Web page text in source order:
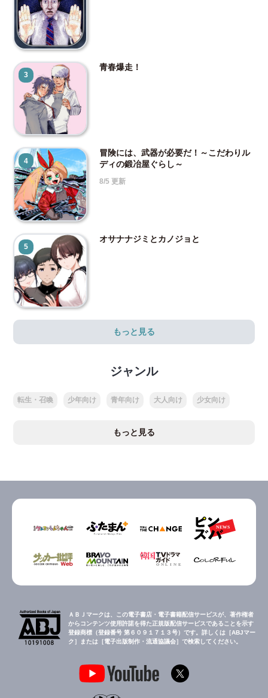
3
青春爆走！
4
冒険には、武器が必要だ！～こだわりル
ディの鍛冶屋ぐらし～
8/5 更新
5
オサナナジミとカノジョと
もっと見る
ジャンル
転生・召喚 少年向け 青年向け 大人向け 少女向け
もっと見る
ＡＢＪマークは、この電子書店・電子書籍配信サービスが、著作権者
からコンテンツ使用許諾を得た正規版配信サービスであることを示す
登録商標（登録番号 第６０９１７１３号）です。詳しくは［ABJマー
ク］または［電子出版制作・流通協議会］で検索してください。